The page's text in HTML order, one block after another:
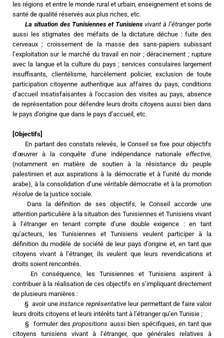
les régions et entre le monde rural et urbain, enseignement et soins de
santé de qualité réservés aux plus riches, etc.
La situation des Tunisiennes et Tunisiens vivant à l’étranger porte
aussi les stigmates des méfaits de la dictature déchue : fuite des
cerveaux ; croissement de la masse des sans-papiers subissant
l’exploitation sur le marché du travail en noir ; déracinement ; rupture
avec la langue et la culture du pays ; services consulaires largement
insuffisants, clientélisme, harcèlement policier, exclusion de toute
participation citoyenne authentique aux affaires du pays, conditions
d’accueil insatisfaisantes à l’occasion des visites au pays, absence
de représentation pour défendre leurs droits citoyens aussi bien dans
le pays d’origine que dans le pays d’accueil, etc.
[Objectifs]
d’œuvrer à la conquête d’une indépendance nationale effective,
(notamment en matière de soutien à la résistance du peuple
palestinien et aux aspirations à la démocratie et à l’unité du monde
arabe), à la consolidation d’une véritable
résolue de la justice sociale.
attention particulière à la situation des Tunisiennes et Tunisiens vivant
à l’étranger en tenant compte d’une double exigence : en tant
qu’acteurs, les Tunisiennes et Tunisiens veulent participer à la
définition du modèle de société de leur pays d’origine et, en tant que
citoyens vivant à l’étranger, ils veulent que leurs revendications et
droits soient rencontrés.
contribuer à la réalisation de ces objectifs en s’impliquant directement
de plusieurs manières :
	§  avoir une
instance représentative leur permettant de faire valoir
leurs droits citoyens et leurs intérêts tant à l’étranger qu’en Tunisie ;
	§  formuler des
propositions aussi bien spécifiques, en tant que
citoyens tunisiens vivant à l’étranger, que générales relatives à